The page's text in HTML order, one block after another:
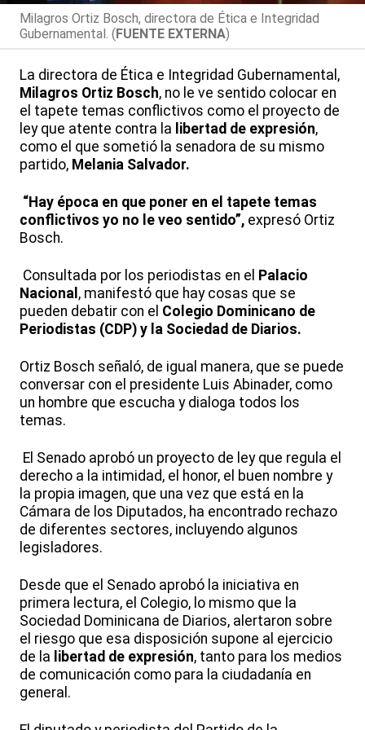
Milagros Ortiz Bosch, directora de Ética e Integridad
Gubernamental. (FUENTE EXTERNA)
La directora de Ética e Integridad Gubernamental,
Milagros Ortiz Bosch, no le ve sentido colocar en
el tapete temas conflictivos como el proyecto de
ley que atente contra la libertad de expresión,
como el que sometió la senadora de su mismo
partido, Melania Salvador.
“Hay época en que poner en el tapete temas
conflictivos yo no le veo sentido”, expresó Ortiz
Bosch.
Consultada por los periodistas en el Palacio
Nacional , manifestó que hay cosas que se
pueden debatir con el Colegio Dominicano de
Periodistas (CDP) y la Sociedad de Diarios.
Ortiz Bosch señaló, de igual manera, que se puede
conversar con el presidente Luis Abinader, como
un hombre que escucha y dialoga todos los
temas.
El Senado aprobó un proyecto de ley que regula el
derecho a la intimidad, el honor, el buen nombre y
la propia imagen, que una vez que está en la
Cámara de los Diputados, ha encontrado rechazo
de diferentes sectores, incluyendo algunos
legisladores.
Desde que el Senado aprobó la iniciativa en
primera lectura, el Colegio, lo mismo que la
Sociedad Dominicana de Diarios, alertaron sobre
el riesgo que esa disposición supone al ejercicio
de la libertad de expresión, tanto para los medios
de comunicación como para la ciudadanía en
general.